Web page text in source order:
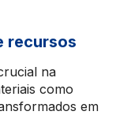
recursos
na
como
em